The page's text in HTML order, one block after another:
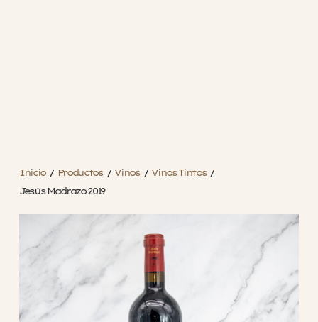
Inicio / Productos / Vinos / Vinos Tintos /
Jesús Madrazo 2019